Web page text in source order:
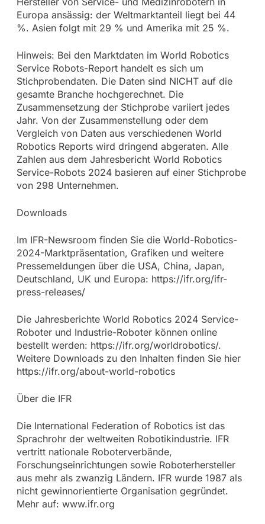
Europa ansässig: der Weltmarktanteil liegt bei 44
%. Asien folgt mit 29 % und Amerika mit 25 %.
Hinweis: Bei den Marktdaten im World Robotics
Service Robots-Report handelt es sich um
Stichprobendaten. Die Daten sind NICHT auf die
gesamte Branche hochgerechnet. Die
Zusammensetzung der Stichprobe variiert jedes
Jahr. Von der Zusammenstellung oder dem
Vergleich von Daten aus verschiedenen World
Robotics Reports wird dringend abgeraten. Alle
Zahlen aus dem Jahresbericht World Robotics
Service-Robots 2024 basieren auf einer Stichprobe
von 298 Unternehmen.
Downloads
Im IFR-Newsroom finden Sie die World-Robotics-
2024-Marktpräsentation, Grafiken und weitere
Pressemeldungen über die USA, China, Japan,
Deutschland, UK und Europa: https://ifr.org/ifr-
press-releases/
Die Jahresberichte World Robotics 2024 Service-
Roboter und Industrie-Roboter können online
bestellt werden: https://ifr.org/worldrobotics/.
Weitere Downloads zu den Inhalten finden Sie hier
https://ifr.org/about-world-robotics
Über die IFR
Die International Federation of Robotics ist das
Sprachrohr der weltweiten Robotikindustrie. IFR
vertritt nationale Roboterverbände,
Forschungseinrichtungen sowie Roboterhersteller
aus mehr als zwanzig Ländern. IFR wurde 1987 als
nicht gewinnorientierte Organisation gegründet.
Mehr auf: www.ifr.org